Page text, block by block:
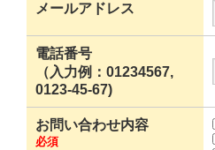
メールアドレス
電話番号
（入力例：01234567,
0123-45-67)
お問い合わせ内容
必須